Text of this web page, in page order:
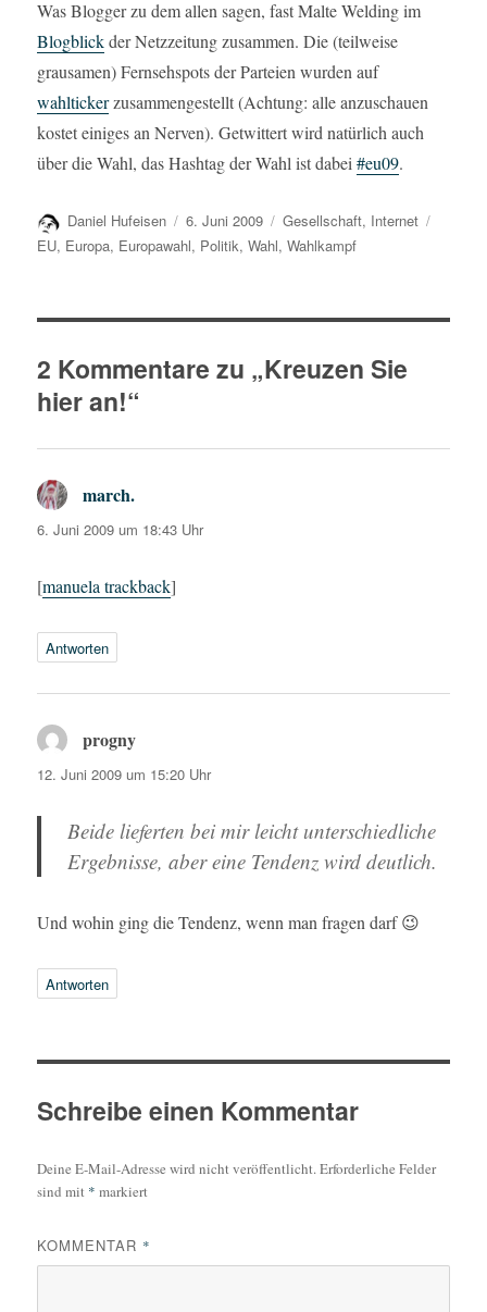
Was Blogger zu dem allen sagen, fast Malte Welding im
Blogblickder Netzzeitung zusammen. Die (teilweise
grausamen) Fernsehspots der Parteien wurden auf
wahltickerzusammengestellt (Achtung: alle anzuschauen
kostet einiges an Nerven). Getwittert wird natürlich auch
über die Wahl, das Hashtag der Wahl ist dabei#eu09.
Autor
Daniel Hufeisen
Veröffentlicht
am
6. Juni 2009 Kategorien
Gesellschaft, Internet
EU, Europa, Europawahl, Politik,Wahl,Wahlkampf
2 Kommentare zu „Kreuzen Sie
hier an!“
march.
6. Juni 2009 um 18:43 Uhr
[manuela trackback]
Antworten
progny
12. Juni 2009 um 15:20 Uhr
Beide lieferten bei mir leicht unterschiedliche
Ergebnisse, aber eine Tendenz wird deutlich.
Und wohin ging die Tendenz, wenn man fragen darf 😉
Antworten
Schreibe einen Kommentar
Deine E-Mail-Adresse wird nicht veröffentlicht. Erforderliche Felder
sind mit * markiert
KOMMENTAR *